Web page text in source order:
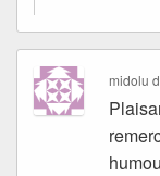
midolu